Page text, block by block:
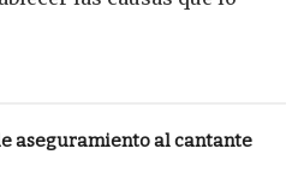
aseguramiento al cantante